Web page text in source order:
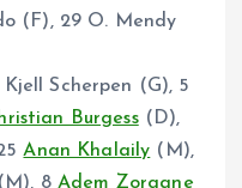
(F), 29 O. Mendy
Scherpen (G), 5
Burgess(D),
Anan Khalaily (M),
8Adem Zorgane